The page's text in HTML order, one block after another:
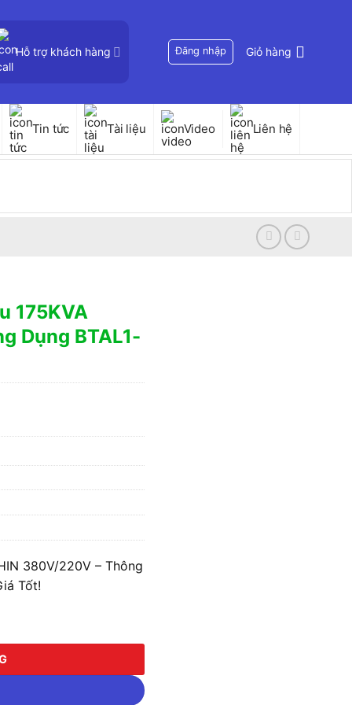
Hỗ trợ khách hàng Đăng nhập Giỏ hàng
Tin tức Tài liệu Video Liên hệ
175KVA
Dụng BTAL1-
380V/220V – Thông
Tốt!